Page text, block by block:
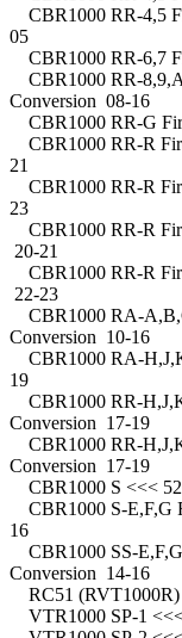
CBR1000 RR-4,5
05
CBR1000 RR-6,7
CBR1000 RR-
Conversion 08-16
CBR1000 RR-G
CBR1000 RR-R
21
CBR1000 RR-R
23
CBR1000 RR-R
20-21
CBR1000 RR-R
22-23
CBR1000 RA-
Conversion 10-16
CBR1000 RA-
19
CBR1000 RR-
Conversion 17-19
CBR1000 RR-
Conversion 17-19
CBR1000 S <<<
CBR1000 S-E,F,G
16
CBR1000 SS-
Conversion 14-16
RC51 (RVT1000R)
VTR1000 SP-1